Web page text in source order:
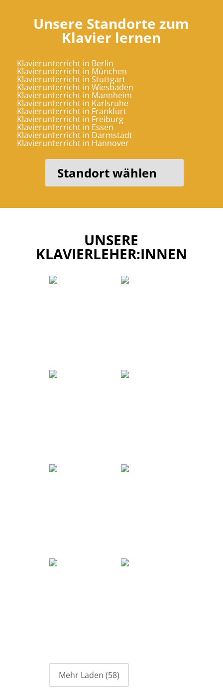
Unsere Stand­orte zum
Klavier lernen
Klavierunterricht in Berlin
Klavierunterricht in München
Klavierunterricht in Stuttgart
Klavierunterricht in Wiesbaden
Klavierunterricht in Mannheim
Klavierunterricht in Karlsruhe
Klavierunterricht in Frankfurt
Klavierunterricht in Freiburg
Klavierunterricht in Essen
Klavierunterricht in Darmstadt
Klavierunterricht in Hannover
Standort wählen
UNSERE
KLAVIERLEHER:INNEN
Mehr Laden (58)